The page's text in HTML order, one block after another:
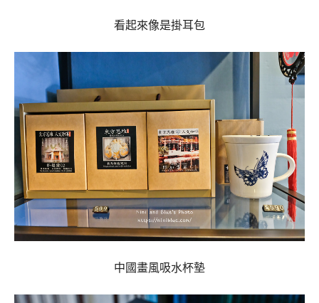
看起來像是掛耳包
中國畫風吸水杯墊